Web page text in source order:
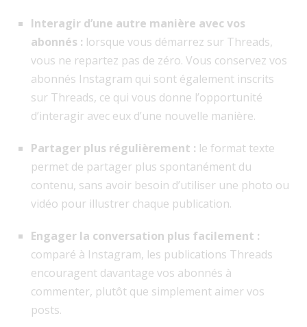
Interagir d’une autre manière avec vos
abonnés : lorsque vous démarrez sur Threads,
vous ne repartez pas de zéro. Vous conservez vos
abonnés Instagram qui sont également inscrits
sur Threads, ce qui vous donne l’opportunité
d’interagir avec eux d’une nouvelle manière.
Partager plus régulièrement : le format texte
permet de partager plus spontanément du
contenu, sans avoir besoin d’utiliser une photo ou
vidéo pour illustrer chaque publication.
Engager la conversation plus facilement :
comparé à Instagram, les publications Threads
encouragent davantage vos abonnés à
commenter, plutôt que simplement aimer vos
posts.